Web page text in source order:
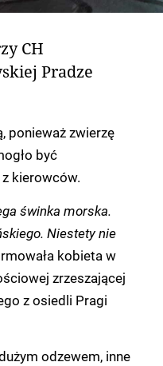
CH
Pradze
ponieważ zwierzę
być
kierowców.
świnka morska.
Niestety nie
kobieta w
zrzeszającej
z osiedli Pragi
odzewem, inne